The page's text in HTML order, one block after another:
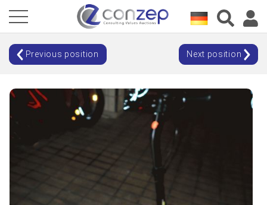
Previous position Next position